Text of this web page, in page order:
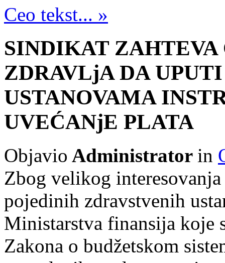
Ceo tekst... »
SINDIKAT ZAHTEVA
ZDRAVLjA DA
USTANOVAMA
UVEĆANјE PLATA
Objavio Administrator in
Zbog velikog
pojedinih zdravstvenih
Ministarstva finansija koje
Zakona o budžetskom